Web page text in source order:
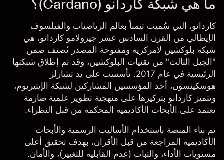
ما هي شبكة كاردانو (Cardano)؟
كاردانو، التي سُميت تيمناً بعالم الرياضيات والفيلسوف
الإيطالي من القرن السادس عشر جيرولامو كاردانو، هي
شبكة بلوكشين لامركزية ومفتوحة المصدر تُصنف ضمن
"الجيل الثالث" من تقنيات البلوكشين، وقد تم إطلاق شبكتها
الرئيسية في عام 2017. تأسست على يد تشارلز
هوسكينسون، أحد المؤسسين المشاركين لشبكة الإيثيريوم،
وتتميز كاردانو بتركيزها على منهجية تطوير علمية صارمة
تعتمد على الأبحاث الأكاديمية المحكمة من قبل النظراء.
تم بناء المنصة باستخدام الأساليب الرسمية والأبحاث
الأكاديمية المراجعة من قبل الأقران، بهدف تحقيق أعلى
مستويات الأداء، والثبات (عدم القابلية للتغيير)، والأمان.